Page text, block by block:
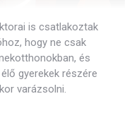
is csatlakoztak
hogy ne csak
és
gyerekek részére
varázsolni.